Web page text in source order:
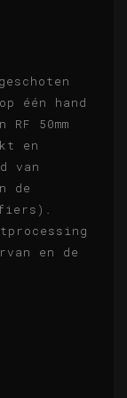
één hand
50mm
en
van
de
en de